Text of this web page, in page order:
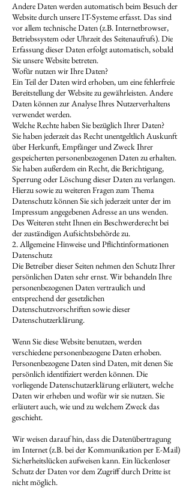
Andere Daten werden automatisch beim Besuch der
Website durch unsere IT-Systeme erfasst. Das sind
vor allem technische Daten (z.B. Internetbrowser,
Betriebssystem oder Uhrzeit des Seitenaufrufs). Die
Erfassung dieser Daten erfolgt automatisch, sobald
Sie unsere Website betreten.
Wofür nutzen wir Ihre Daten?
Ein Teil der Daten wird erhoben, um eine fehlerfreie
Bereitstellung der Website zu gewährleisten. Andere
Daten können zur Analyse Ihres Nutzerverhaltens
verwendet werden.
Welche Rechte haben Sie bezüglich Ihrer Daten?
Sie haben jederzeit das Recht unentgeltlich Auskunft
über Herkunft, Empfänger und Zweck Ihrer
gespeicherten personenbezogenen Daten zu erhalten.
Sie haben außerdem ein Recht, die Berichtigung,
Sperrung oder Löschung dieser Daten zu verlangen.
Hierzu sowie zu weiteren Fragen zum Thema
Datenschutz können Sie sich jederzeit unter der im
Impressum angegebenen Adresse an uns wenden.
Des Weiteren steht Ihnen ein Beschwerderecht bei
der zuständigen Aufsichtsbehörde zu.
2. Allgemeine Hinweise und Pflichtinformationen
Datenschutz
Die Betreiber dieser Seiten nehmen den Schutz Ihrer
persönlichen Daten sehr ernst. Wir behandeln Ihre
personenbezogenen Daten vertraulich und
entsprechend der gesetzlichen
Datenschutzvorschriften sowie dieser
Datenschutzerklärung.
Wenn Sie diese Website benutzen, werden
verschiedene personenbezogene Daten erhoben.
Personenbezogene Daten sind Daten, mit denen Sie
persönlich identifiziert werden können. Die
vorliegende Datenschutzerklärung erläutert, welche
Daten wir erheben und wofür wir sie nutzen. Sie
erläutert auch, wie und zu welchem Zweck das
geschieht.
Wir weisen darauf hin, dass die Datenübertragung
im Internet (z.B. bei der Kommunikation per E-Mail)
Sicherheitslücken aufweisen kann. Ein lückenloser
Schutz der Daten vor dem Zugriff durch Dritte ist
nicht möglich.